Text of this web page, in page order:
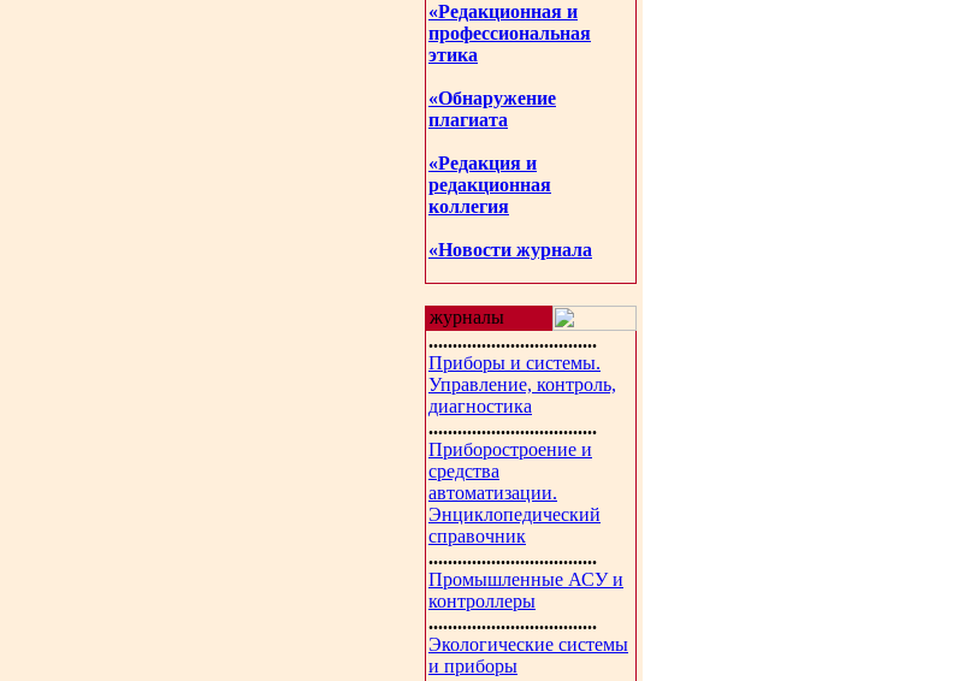
«Редакционная и
профессиональная
этика
«Обнаружение
плагиата
«Редакция и
редакционная
коллегия
«Новости журнала
журналы
...................................
Приборы и системы.
Управление, контроль,
диагностика
...................................
Приборостроение и
средства
автоматизации.
Энциклопедический
справочник
...................................
Промышленные АСУ и
контроллеры
...................................
Экологические системы
и приборы